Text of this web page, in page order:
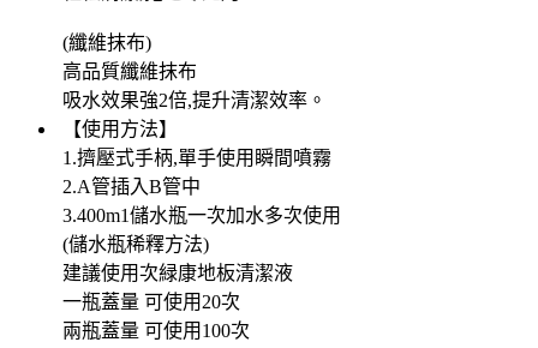
(纖維抹布)
高品質纖維抹布
吸水效果強2倍,提升清潔效率。
【使用方法】
1.擠壓式手柄,單手使用瞬間噴霧
2.A管插入B管中
3.400m1儲水瓶一次加水多次使用
(儲水瓶稀釋方法)
建議使用次緑康地板清潔液
一瓶蓋量 可使用20次
兩瓶蓋量 可使用100次